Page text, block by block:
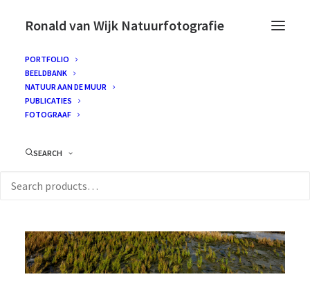
Ronald van Wijk Natuurfotografie
PORTFOLIO
BEELDBANK
NATUUR AAN DE MUUR
PUBLICATIES
FOTOGRAAF
SEARCH